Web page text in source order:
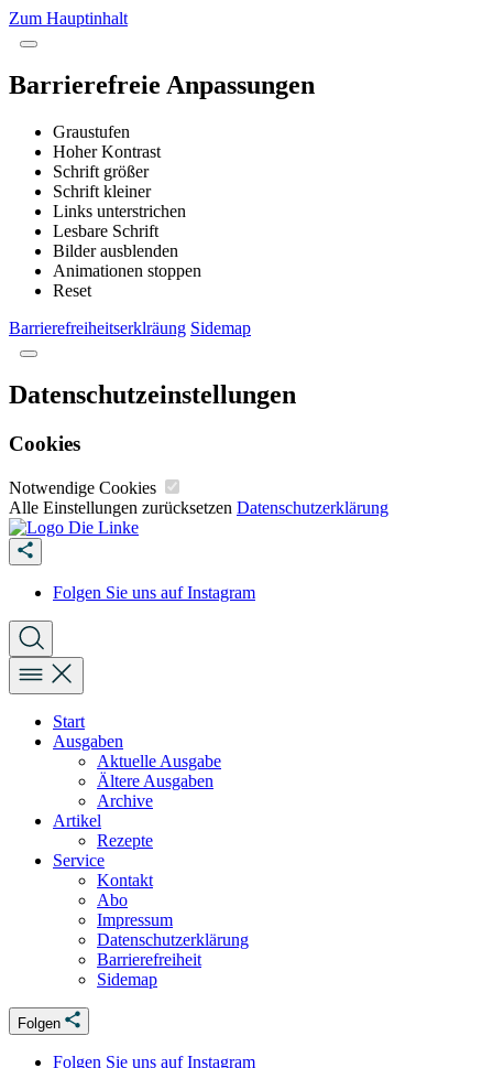
Zum Hauptinhalt
Barrierefreie Anpassungen
Graustufen
Hoher Kontrast
Schrift größer
Schrift kleiner
Links unterstrichen
Lesbare Schrift
Bilder ausblenden
Animationen stoppen
Reset
Barrierefreiheitserklräung Sidemap
Datenschutzeinstellungen
Cookies
Notwendige Cookies
Alle Einstellungen zurücksetzen Datenschutzerklärung
Folgen Sie uns auf Instagram
Start
Ausgaben
Aktuelle Ausgabe
Ältere Ausgaben
Archive
Artikel
Rezepte
Service
Kontakt
Abo
Impressum
Datenschutzerklärung
Barrierefreiheit
Sidemap
Folgen
Folgen Sie uns auf Instagram